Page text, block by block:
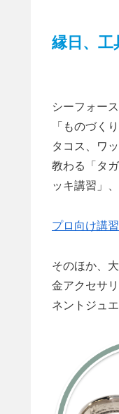
縁日、工
シーフォー
「ものづく
タコス、ワ
教わる「タ
ッキ講習」
プロ向け講習
そのほか、
金アクセサ
ネントジュ